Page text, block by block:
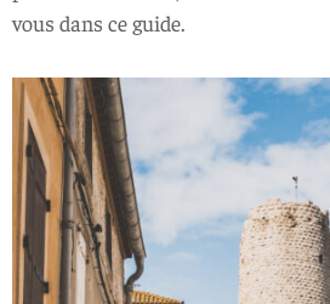
vous dans ce guide.